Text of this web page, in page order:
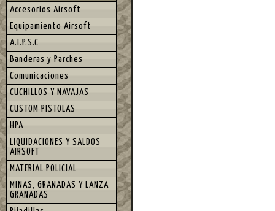
Accesorios Airsoft
Equipamiento Airsoft
A.I.P.S.C
Banderas y Parches
Comunicaciones
CUCHILLOS Y NAVAJAS
CUSTOM PISTOLAS
HPA
LIQUIDACIONES Y SALDOS
AIRSOFT
MATERIAL POLICIAL
MINAS, GRANADAS Y LANZA
GRANADAS